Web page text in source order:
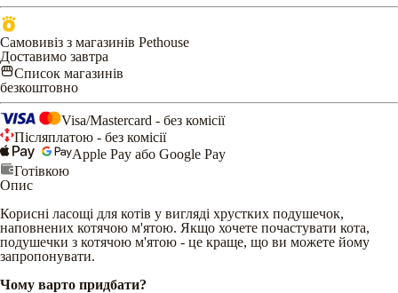
Самовивіз з магазинів Pethouse
Доставимо завтра
Список магазинів
безкоштовно
Visa/Mastercard - без комісії
Післяплатою - без комісії
Apple Pay або Google Pay
Готівкою
Опис
Корисні ласощі для котів у вигляді хрустких подушечок,
наповнених котячою м'ятою. Якщо хочете почастувати кота,
подушечки з котячою м'ятою - це краще, що ви можете йому
запропонувати.
Чому варто придбати?